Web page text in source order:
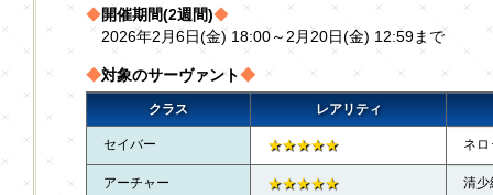
◆開催期間(2週間)◆
2026年2月6日(金) 18:00～2月20日(金) 12:59まで
◆対象のサーヴァント◆
クラス レアリティ
セイバー ★★★★★ ネ
アーチャー ★★★★★ 清少